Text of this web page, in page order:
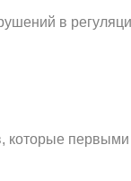
в
которые